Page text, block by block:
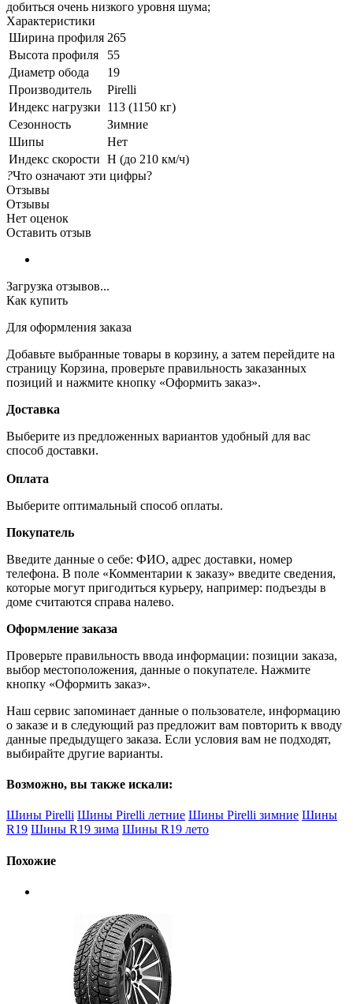
добиться очень низкого уровня шума;
Характеристики
Ширина профиля 265
Высота профиля
55
Диаметр обода
19
Производитель
Pirelli
Индекс нагрузки 113 (1150 кг)
Сезонность
Зимние
Шипы
Нет
Индекс скорости H (до 210 км/ч)
?Что означают эти цифры?
Отзывы
Отзывы
Нет оценок
Оставить отзыв
Загрузка отзывов...
Как купить
Для оформления заказа
Добавьте выбранные товары в корзину, а затем перейдите на
страницу Корзина, проверьте правильность заказанных
позиций и нажмите кнопку «Оформить заказ».
Доставка
Выберите из предложенных вариантов удобный для вас
способ доставки.
Оплата
Выберите оптимальный способ оплаты.
Покупатель
Введите данные о себе: ФИО, адрес доставки, номер
телефона. В поле «Комментарии к заказу» введите сведения,
которые могут пригодиться курьеру, например: подъезды в
доме считаются справа налево.
Оформление заказа
Проверьте правильность ввода информации: позиции заказа,
выбор местоположения, данные о покупателе. Нажмите
кнопку «Оформить заказ».
Наш сервис запоминает данные о пользователе, информацию
о заказе и в следующий раз предложит вам повторить к вводу
данные предыдущего заказа. Если условия вам не подходят,
выбирайте другие варианты.
Возможно, вы также искали:
Шины Pirelli Шины Pirelli летние Шины Pirelli зимние Шины
R19 Шины R19 зима Шины R19 лето
Похожие